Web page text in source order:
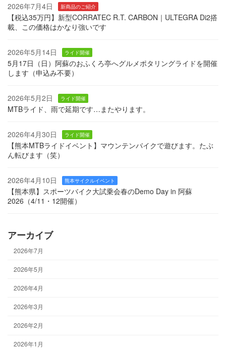
2026年7月4日 新商品のご紹介
【税込35万円】新型CORRATEC R.T. CARBON｜ULTEGRA Di2搭
載、この価格はかなり強いです
2026年5月14日 ライド開催
5月17日（日）阿蘇のおふくろ亭へグルメポタリングライドを開催
します（申込み不要）
2026年5月2日 ライド開催
MTBライド、雨で延期です…またやります。
2026年4月30日 ライド開催
【熊本MTBライドイベント】マウンテンバイクで遊びます。たぶ
ん転びます（笑）
2026年4月10日 熊本サイクルイベント
【熊本県】スポーツバイク大試乗会春のDemo Day in 阿蘇
2026（4/11・12開催）
アーカイブ
2026年7月
2026年5月
2026年4月
2026年3月
2026年2月
2026年1月